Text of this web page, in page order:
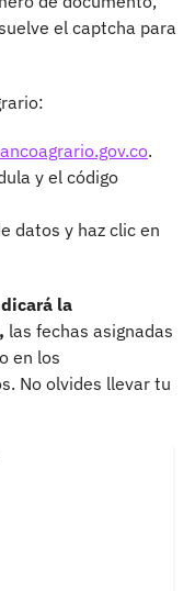
el captcha para
.
y el código
datos y haz clic en
la
las fechas asignadas
en los
No olvides llevar tu